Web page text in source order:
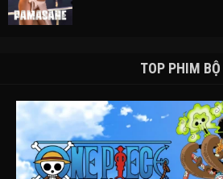
TOP PHIM BỘ